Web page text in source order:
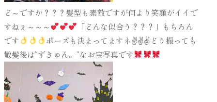
ど～ですか？？？髪型も素敵ですが何より笑顔がイイで
すねぇ～～～
「どんな似合う？？？」もちろん
です
ポーズも決まってますネ✌✌✌どう撮っても
散髪後は”ずきゅん。”なお宝写真です